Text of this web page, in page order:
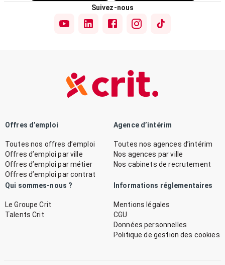
Suivez-nous
Offres d’emploi
Toutes nos offres d’emploi
Offres d’emploi par ville
Offres d’emploi par métier
Offres d’emploi par contrat
Agence d’intérim
Toutes nos agences d’intérim
Nos agences par ville
Nos cabinets de recrutement
Qui sommes-nous ?
Le Groupe Crit
Talents Crit
Informations réglementaires
Mentions légales
CGU
Données personnelles
Politique de gestion des cookies